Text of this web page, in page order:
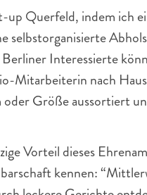
Querfeld, indem ich
selbstorganisierte
Berliner Interessierte
Mitarbeiterin nach
Größe aussortiert
Vorteil dieses
kennen: